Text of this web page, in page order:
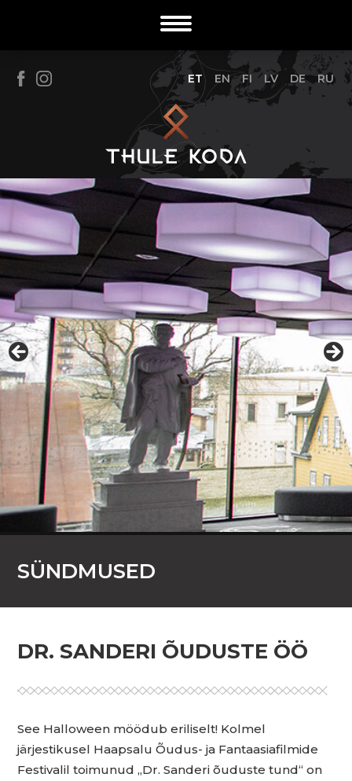
ET EN FI LV DE RU
SÜNDMUSED
DR. SANDERI ÕUDUSTE ÖÖ
See Halloween möödub eriliselt! Kolmel
järjestikusel Haapsalu Õudus- ja Fantaasiafilmide
Festivalil toimunud „Dr. Sanderi õuduste tund“ on